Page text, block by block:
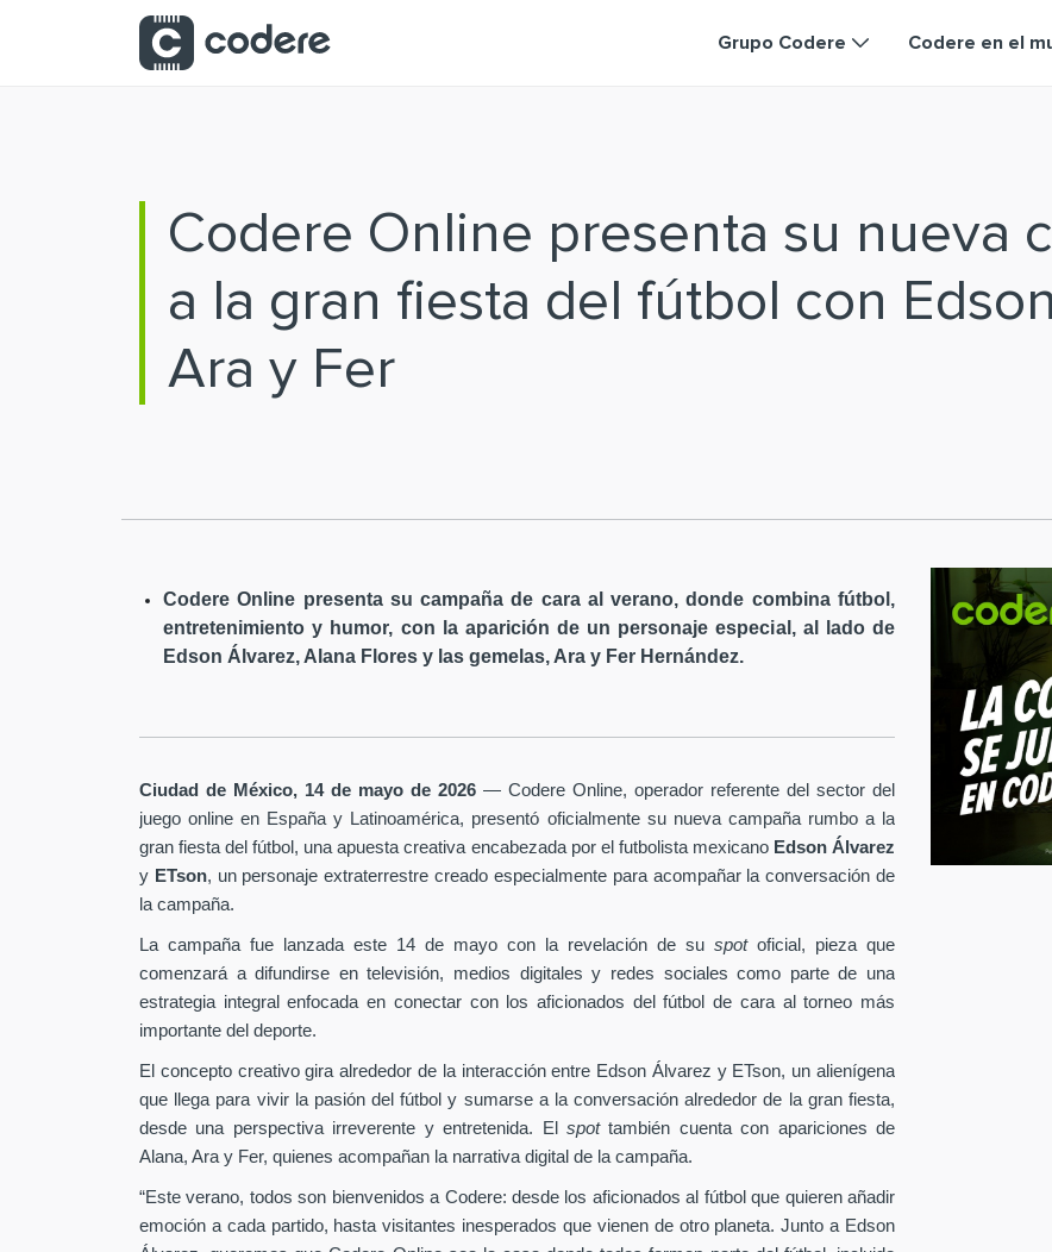
Saltar al contenido principal
Grupo Codere Codere en el
Codere Online presenta su nueva
a la gran fiesta del fútbol con
Ara y Fer
Codere Online presenta su campaña de cara al verano, donde combina fútbol,
entretenimiento y humor, con la aparición de un personaje especial, al lado de
Edson Álvarez, Alana Flores y las gemelas, Ara y Fer Hernández.
Ciudad de México, 14 de mayo de 2026 — Codere Online, operador referente del sector del
juego online en España y Latinoamérica, presentó oficialmente su nueva campaña rumbo a la
gran fiesta del fútbol, una apuesta creativa encabezada por el futbolista mexicano Edson Álvarez
y ETson, un personaje extraterrestre creado especialmente para acompañar la conversación de
la campaña.
La campaña fue lanzada este 14 de mayo con la revelación de su spot oficial, pieza que
comenzará a difundirse en televisión, medios digitales y redes sociales como parte de una
estrategia integral enfocada en conectar con los aficionados del fútbol de cara al torneo más
importante del deporte.
El concepto creativo gira alrededor de la interacción entre Edson Álvarez y ETson, un alienígena
que llega para vivir la pasión del fútbol y sumarse a la conversación alrededor de la gran fiesta,
desde una perspectiva irreverente y entretenida. El spottambién cuenta con apariciones de
Alana, Ara y Fer, quienes acompañan la narrativa digital de la campaña.
“Este verano, todos son bienvenidos a Codere: desde los aficionados al fútbol que quieren añadir
emoción a cada partido, hasta visitantes inesperados que vienen de otro planeta. Junto a Edson